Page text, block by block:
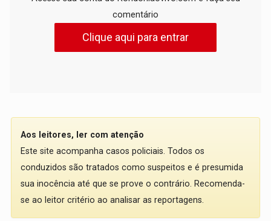
comentário
Clique aqui para entrar
Aos leitores, ler com atenção
Este site acompanha casos policiais. Todos os
conduzidos são tratados como suspeitos e é presumida
sua inocência até que se prove o contrário. Recomenda-
se ao leitor critério ao analisar as reportagens.